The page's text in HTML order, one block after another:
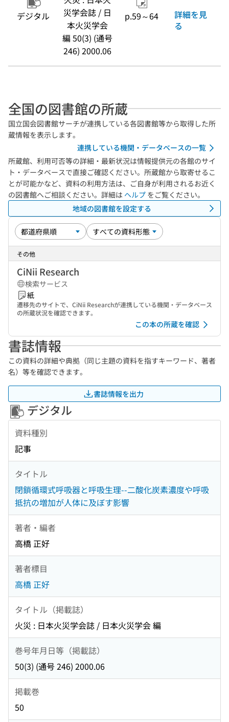
デジタル
災学会誌 / 日
本火災学会
編 50(3) (通号
246) 2000.06
p.59～64
詳細を見
る
全国の図書館の所蔵
国立国会図書館サーチが連携している各図書館等から取得した所
蔵情報を表示します。
連携している機関・データベースの一覧
所蔵館、利用可否等の詳細・最新状況は情報提供元の各館のサイ
ト・データベースで直接ご確認ください。所蔵館から取寄せるこ
とが可能かなど、資料の利用方法は、ご自身が利用されるお近く
の図書館へご相談ください。詳細は ヘルプ をご覧ください。
地域の図書館を設定する
その他
CiNii Research
検索サービス
紙
遷移先のサイトで、CiNii Researchが連携している機関・データベース
の所蔵状況を確認できます。
この本の所蔵を確認
書誌情報
この資料の詳細や典拠（同じ主題の資料を指すキーワード、著者
名）等を確認できます。
書誌情報を出力
デジタル
資料種別
記事
タイトル
閉鎖循環式呼吸器と呼吸生理--二酸化炭素濃度や呼吸
抵抗の増加が人体に及ぼす影響
著者・編者
高橋 正好
著者標目
高橋 正好
タイトル（掲載誌）
火災 : 日本火災学会誌 / 日本火災学会 編
巻号年月日等（掲載誌）
50(3) (通号 246) 2000.06
掲載巻
50